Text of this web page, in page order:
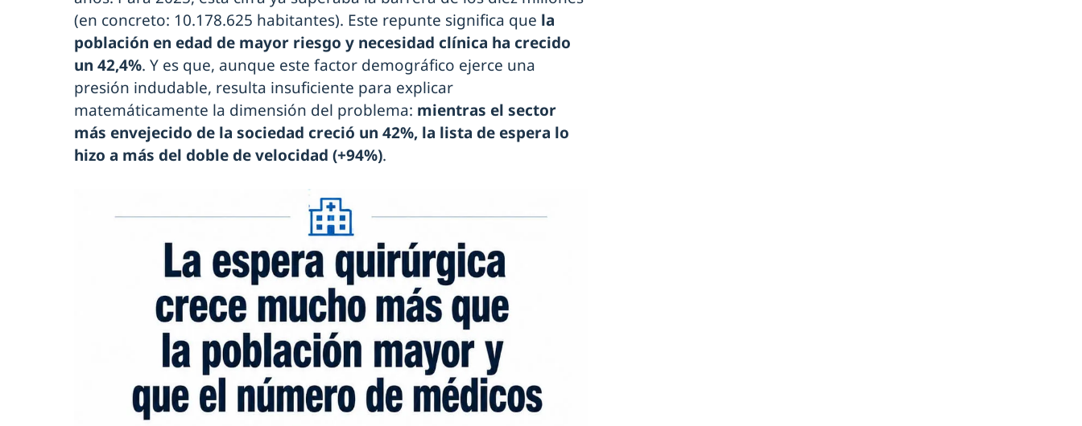
(en concreto: 10.178.625 habitantes). Este repunte significa que la
población en edad de mayor riesgo y necesidad clínica ha crecido
un 42,4%. Y es que, aunque este factor demográfico ejerce una
presión indudable, resulta insuficiente para explicar
matemáticamente la dimensión del problema: mientras el sector
más envejecido de la sociedad creció un 42%, la lista de espera lo
hizo a más del doble de velocidad (+94%).